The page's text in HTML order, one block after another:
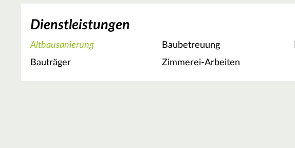
Dienstleistungen
Altbausanierung Baubetreuung
Bauträger
Zimmerei-Arbeiten